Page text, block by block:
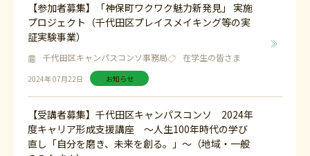
2024年 07月22日 お知らせ
【参加者募集】「神保町ワクワク魅力新発見」 実施
プロジェクト（千代田区プレイスメイキング等の実
証実験事業）
千代田区キャンパスコンソ事務局 在学生の皆さま
【受講者募集】千代田区キャンパスコンソ 2024年
度キャリア形成支援講座 ～人生100年時代の学び
直し「自分を磨き、未来を創る。」～（地域・一般